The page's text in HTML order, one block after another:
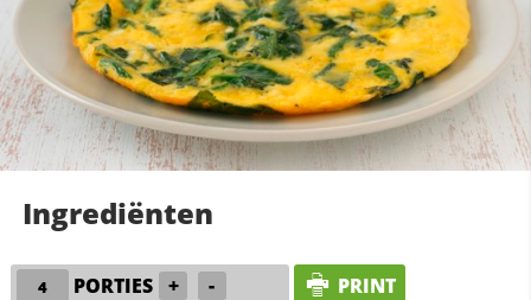
Ingrediënten
PORTIES + - PRINT